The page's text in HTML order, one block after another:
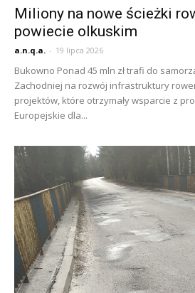
Miliony na nowe ścieżki
powiecie olkuskim
a.n.q.a. - 19 lipca 2026
Bukowno Ponad 45 mln zł trafi do
Zachodniej na rozwój infrastruktury
projektów, które otrzymały wsparcie z
Europejskie dla...